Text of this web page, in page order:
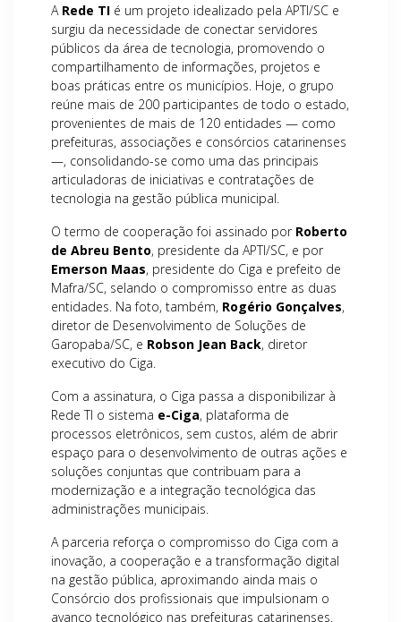
A Rede TI é um projeto idealizado pela APTI/SC e
surgiu da necessidade de conectar servidores
públicos da área de tecnologia, promovendo o
compartilhamento de informações, projetos e
boas práticas entre os municípios. Hoje, o grupo
reúne mais de 200 participantes de todo o estado,
provenientes de mais de 120 entidades — como
prefeituras, associações e consórcios catarinenses
—, consolidando-se como uma das principais
articuladoras de iniciativas e contratações de
tecnologia na gestão pública municipal.
O termo de cooperação foi assinado por Roberto
de Abreu Bento, presidente da APTI/SC, e por
Emerson Maas, presidente do Ciga e prefeito de
Mafra/SC, selando o compromisso entre as duas
entidades. Na foto, também, Rogério Gonçalves,
diretor de Desenvolvimento de Soluções de
Garopaba/SC, e Robson Jean Back, diretor
executivo do Ciga.
Com a assinatura, o Ciga passa a disponibilizar à
Rede TI o sistema e-Ciga, plataforma de
processos eletrônicos, sem custos, além de abrir
espaço para o desenvolvimento de outras ações e
soluções conjuntas que contribuam para a
modernização e a integração tecnológica das
administrações municipais.
A parceria reforça o compromisso do Ciga com a
inovação, a cooperação e a transformação digital
na gestão pública, aproximando ainda mais o
Consórcio dos profissionais que impulsionam o
avanço tecnológico nas prefeituras catarinenses.